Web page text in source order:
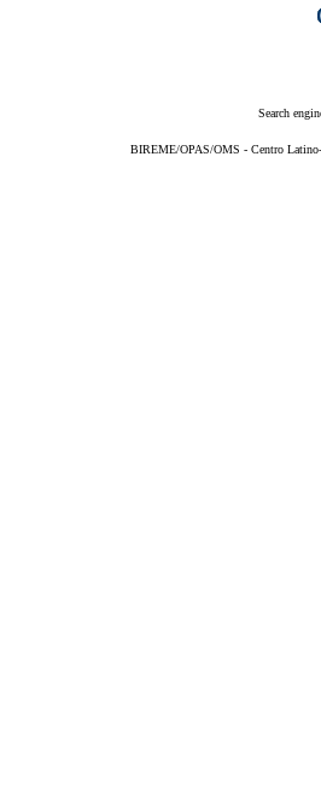
Search
BIREME/OPAS/OMS - Centro Latino-